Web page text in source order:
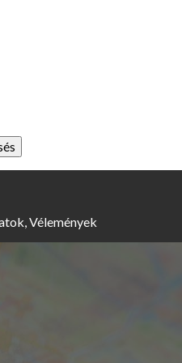
Vélemények